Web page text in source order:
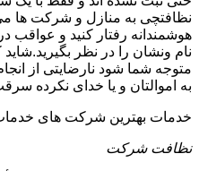
نظافتچی به منازل و شرکت ها
هوشمندانه رفتار کنید و
نام ونشان را در نظر
متوجه شما شود نارضایتی از
به اموالتان و یا خدای نکرده
خدمات بهترین شرکت های خدمات
نظافت شرکت